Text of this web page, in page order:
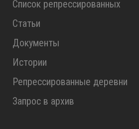
Список репрессированных
Статьи
Документы
Истории
Репрессированные деревни
Запрос в архив